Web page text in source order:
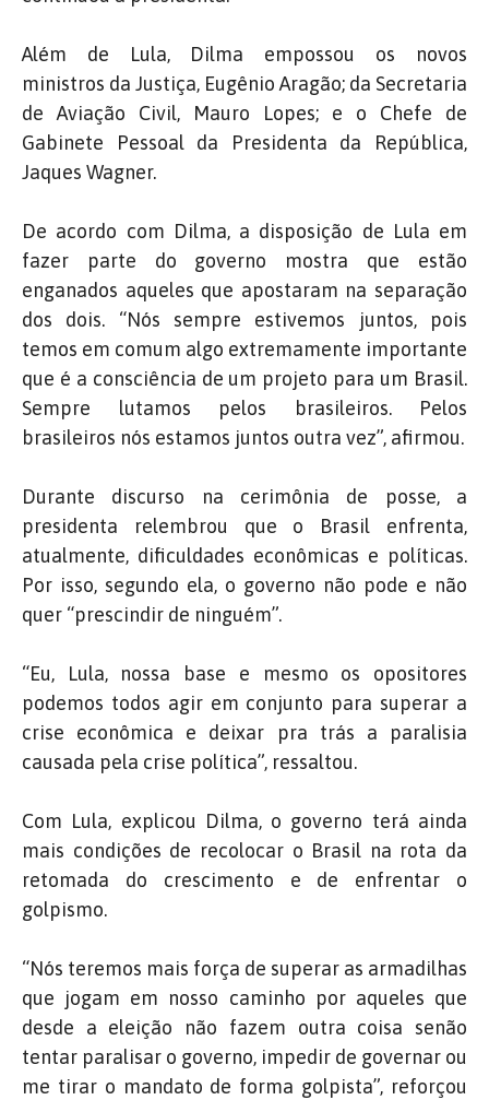
Além de Lula, Dilma empossou os novos
ministros da Justiça, Eugênio Aragão; da Secretaria
de Aviação Civil, Mauro Lopes; e o Chefe de
Gabinete Pessoal da Presidenta da República,
Jaques Wagner.
De acordo com Dilma, a disposição de Lula em
fazer parte do governo mostra que estão
enganados aqueles que apostaram na separação
dos dois. “Nós sempre estivemos juntos, pois
temos em comum algo extremamente importante
que é a consciência de um projeto para um Brasil.
Sempre lutamos pelos brasileiros. Pelos
brasileiros nós estamos juntos outra vez”, afirmou.
Durante discurso na cerimônia de posse, a
presidenta relembrou que o Brasil enfrenta,
atualmente, dificuldades econômicas e políticas.
Por isso, segundo ela, o governo não pode e não
quer “prescindir de ninguém”.
“Eu, Lula, nossa base e mesmo os opositores
podemos todos agir em conjunto para superar a
crise econômica e deixar pra trás a paralisia
causada pela crise política”, ressaltou.
Com Lula, explicou Dilma, o governo terá ainda
mais condições de recolocar o Brasil na rota da
retomada do crescimento e de enfrentar o
golpismo.
“Nós teremos mais força de superar as armadilhas
que jogam em nosso caminho por aqueles que
desde a eleição não fazem outra coisa senão
tentar paralisar o governo, impedir de governar ou
me tirar o mandato de forma golpista”, reforçou